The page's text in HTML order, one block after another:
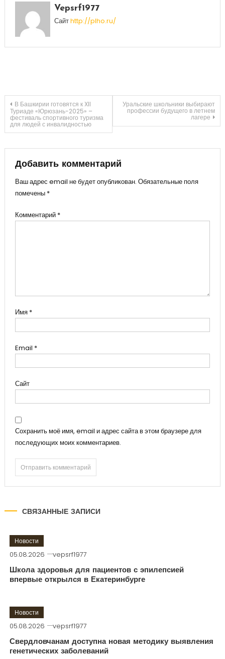
Vepsrf1977
Сайтhttp://plho.ru/
Навигация
по
записям
В Башкирии готовятся к XII
Туриаде «Юрюзань-2025» –
фестиваль спортивного туризма
для людей с инвалидностью
Уральские школьники выбирают
профессии будущего в летнем
лагере
Добавить комментарий
Ваш адрес email не будет опубликован. Обязательные поля
помечены *
Комментарий *
Имя *
Email *
Сайт
Сохранить моё имя, email и адрес сайта в этом браузере для
последующих моих комментариев.
СВЯЗАННЫЕ ЗАПИСИ
Новости
05.08.2026 vepsrf1977
Школа здоровья для пациентов с эпилепсией
впервые открылся в Екатеринбурге
Новости
05.08.2026 vepsrf1977
Свердловчанам доступна новая методику выявления
генетических заболеваний